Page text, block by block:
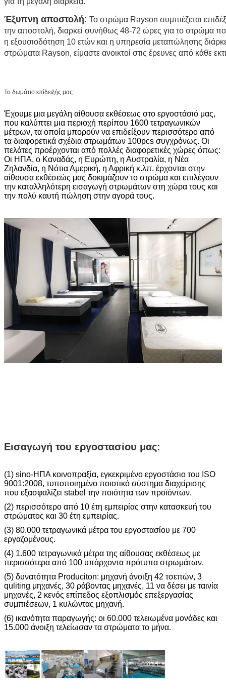
Έξυπνη αποστολή: Το στρώμα Rayson συμπιέζεται
την αποστολή, διαρκεί συνήθως 48-72 ώρες για το στρώμα
η εξουσιοδότηση 10 ετών και η υπηρεσία μεταπώλησης
στρώματα Rayson, είμαστε ανοικτοί στις έρευνες από κάθε
Το δωμάτιο επίδειξής μας:
Έχουμε μια μεγάλη αίθουσα εκθέσεως στο εργοστάσιό μας,
που καλύπτει μια περιοχή περίπου 1600 τετραγωνικών
μέτρων, τα οποία μπορούν να επιδείξουν περισσότερο από
τα διαφορετικά σχέδια στρωμάτων 100pcs συγχρόνως. Οι
πελάτες προέρχονται από πολλές διαφορετικές χώρες όπως:
Οι ΗΠΑ, ο Καναδάς, η Ευρώπη, η Αυστραλία, η Νέα
Ζηλανδία, η Νότια Αμερική, η Αφρική κ.λπ. έρχονται στην
αίθουσα εκθέσεώς μας δοκιμάζουν το στρώμα και επιλέγουν
την καταλληλότερη εισαγωγή στρωμάτων στη χώρα τους και
την πολύ καυτή πώληση στην αγορά τους.
Εισαγωγή του εργοστασίου μας:
(1) sino-ΗΠΑ κοινοπραξία, εγκεκριμένο εργοστάσιο του ISO
9001:2008, τυποποιημένο ποιοτικό σύστημα διαχείρισης
που εξασφαλίζει stabel την ποιότητα των προϊόντων.
(2) περισσότερο από 10 έτη εμπειρίας στην κατασκευή του
στρώματος και 30 έτη εμπειρίας.
(3) 80.000 τετραγωνικά μέτρα του εργοστασίου με 700
εργαζομένους.
(4) 1.600 τετραγωνικά μέτρα της αίθουσας εκθέσεως με
περισσότερα από 100 υπάρχοντα πρότυπα στρωμάτων.
(5) δυνατότητα Produciton: μηχανή άνοιξη 42 τσεπών, 3
quliting μηχανές, 30 ράβοντας μηχανές, 11 να δέσει με ταινία
μηχανές, 2 κενός επίπεδος εξοπλισμός επεξεργασίας
συμπιέσεων, 1 κυλώντας μηχανή.
(6) ικανότητα παραγωγής: οι 60.000 τελειωμένα μονάδες και
15.000 άνοιξη τελείωσαν τα στρώματα το μήνα.